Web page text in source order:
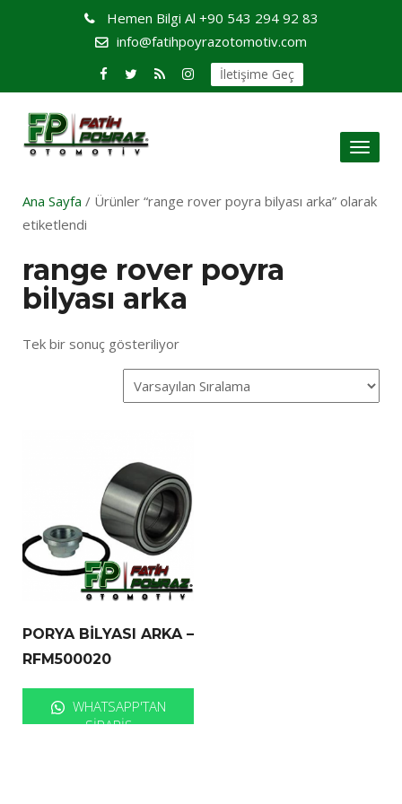
Hemen Bilgi Al +90 543 294 92 83
info@fatihpoyrazotomotiv.com
İletişime Geç
Toggle
Ana Sayfa / Ürünler “range rover poyra bilyası arka” olarak
etiketlendi
range rover poyra
bilyası arka
Tek bir sonuç gösteriliyor
PORYA BİLYASI ARKA –
RFM500020
WHATSAPP'TAN
SIPARIŞ